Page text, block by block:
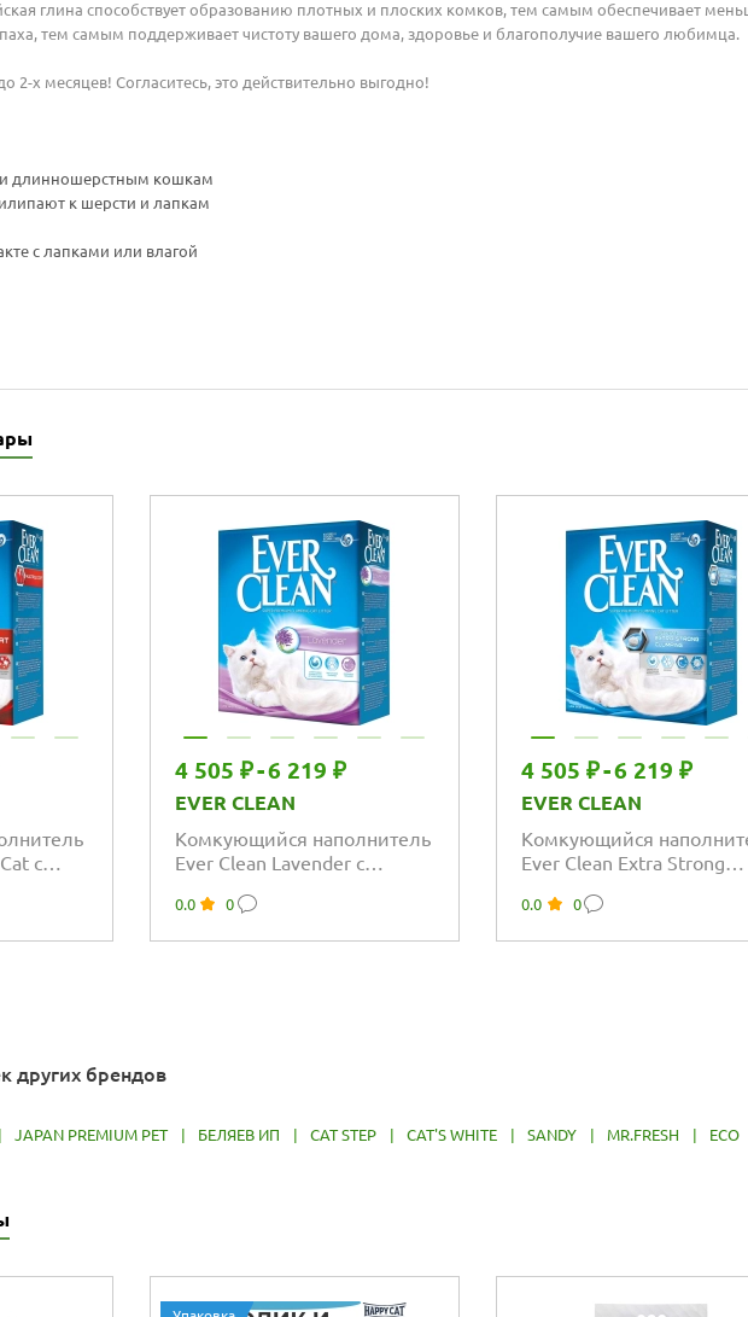
глина способствует образованию плотных и плоских комков, тем самым обеспечивает
тем самым поддерживает чистоту вашего дома, здоровье и благополучие вашего любимца.
2-х месяцев! Согласитесь, это действительно выгодно!
и длинношерстным кошкам
к шерсти и лапкам
с лапками или влагой
с
4 505 ₽-6 219 ₽
EVER CLEAN
Комкующийся наполнитель
Ever Clean Lavender с
0.0 0
4 505 ₽-6 219 ₽
EVER CLEAN
Комкующийся
Ever Clean Extra Strong
ароматизатора
0.0 0
других брендов
JAPAN PREMIUM PET БЕЛЯЕВ ИП CAT STEP CAT'S WHITE SANDY MR.FRESH ECO